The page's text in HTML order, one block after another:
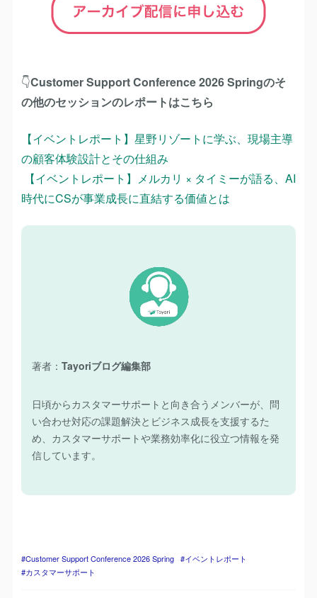
👇Customer Support Conference 2026 Springのそ
の他のセッションのレポートはこちら
【イベントレポート】星野リゾートに学ぶ、現場主導
の顧客体験設計とその仕組み
【イベントレポート】メルカリ × タイミーが語る、AI
時代にCSが事業成長に直結する価値とは
著者： Tayoriブログ編集部
日頃からカスタマーサポートと向き合うメンバーが、問
い合わせ対応の課題解決とビジネス成長を支援するた
め、カスタマーサポートや業務効率化に役立つ情報を発
信しています。
Customer Support Conference 2026 Spring
イベントレポート
カスタマーサポート